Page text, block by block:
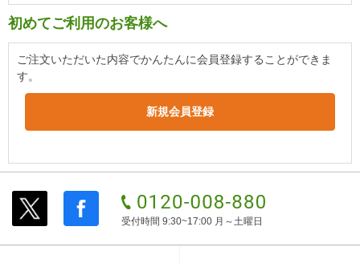
初めてご利用のお客様へ
ご注文いただいた内容でかんたんに会員登録することができま
す。
受付時間 9:30~17:00 月～土曜日